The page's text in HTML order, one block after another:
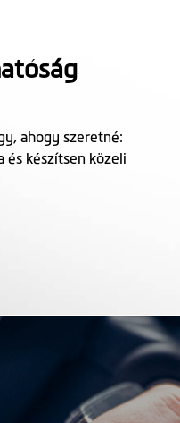
ahogy szeretné:
és készítsen közeli